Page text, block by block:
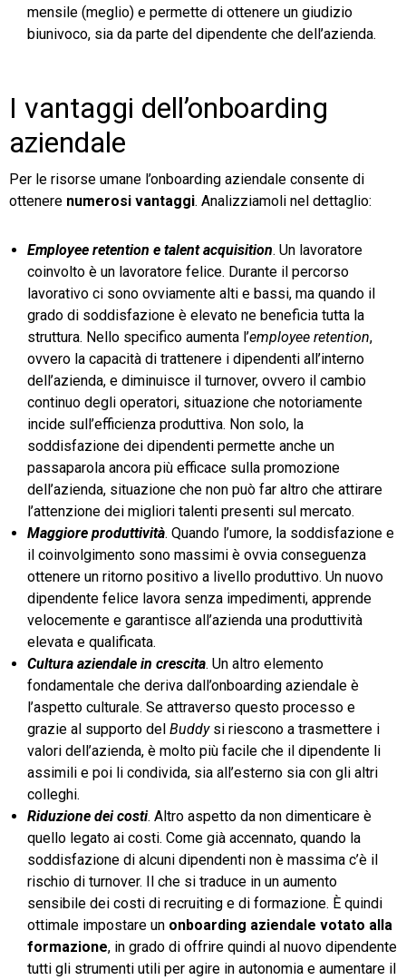
mensile (meglio) e permette di ottenere un giudizio
biunivoco, sia da parte del dipendente che dell’azienda.
I vantaggi dell’onboarding
aziendale
Per le risorse umane l’onboarding aziendale consente di
ottenere numerosi vantaggi. Analizziamoli nel dettaglio:
Employee retention e talent acquisition. Un lavoratore
coinvolto è un lavoratore felice. Durante il percorso
lavorativo ci sono ovviamente alti e bassi, ma quando il
grado di soddisfazione è elevato ne beneficia tutta la
struttura. Nello specifico aumenta l’employee retention,
ovvero la capacità di trattenere i dipendenti all’interno
dell’azienda, e diminuisce il turnover, ovvero il cambio
continuo degli operatori, situazione che notoriamente
incide sull’efficienza produttiva. Non solo, la
soddisfazione dei dipendenti permette anche un
passaparola ancora più efficace sulla promozione
dell’azienda, situazione che non può far altro che attirare
l’attenzione dei migliori talenti presenti sul mercato.
Maggiore produttività. Quando l’umore, la soddisfazione e
il coinvolgimento sono massimi è ovvia conseguenza
ottenere un ritorno positivo a livello produttivo. Un nuovo
dipendente felice lavora senza impedimenti, apprende
velocemente e garantisce all’azienda una produttività
elevata e qualificata.
Cultura aziendale in crescita. Un altro elemento
fondamentale che deriva dall’onboarding aziendale è
l’aspetto culturale. Se attraverso questo processo e
grazie al supporto del Buddysi riescono a trasmettere i
valori dell’azienda, è molto più facile che il dipendente li
assimili e poi li condivida, sia all’esterno sia con gli altri
colleghi.
Riduzione dei costi. Altro aspetto da non dimenticare è
quello legato ai costi. Come già accennato, quando la
soddisfazione di alcuni dipendenti non è massima c’è il
rischio di turnover. Il che si traduce in un aumento
sensibile dei costi di recruiting e di formazione. È quindi
ottimale impostare un onboarding aziendale votato alla
formazione, in grado di offrire quindi al nuovo dipendente
tutti gli strumenti utili per agire in autonomia e aumentare il